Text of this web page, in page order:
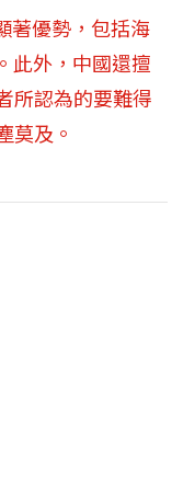
著優勢，包括海
此外，中國還擅
所認為的要難得
莫及。